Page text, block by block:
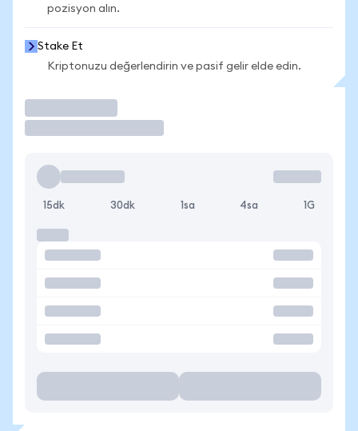
pozisyon alın.
Stake Et
Kriptonuzu değerlendirin ve pasif gelir elde edin.
15dk 30dk 1sa 4sa 1G